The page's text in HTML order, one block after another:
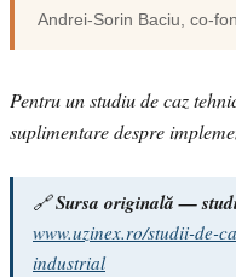
Andrei-Sorin Baciu, co-
Pentru un studiu de caz
suplimentare despre
🔗Sursa originală —
www.uzinex.ro/studii-de-
industrial